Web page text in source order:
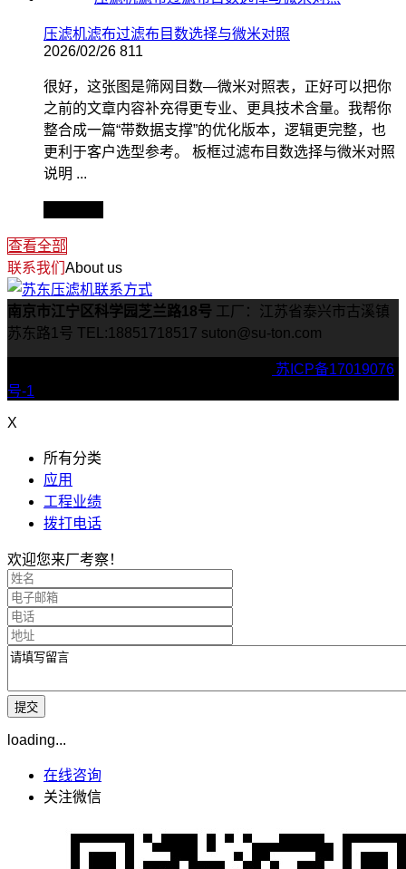
压滤机滤布过滤布目数选择与微米对照
2026/02/26 811
很好，这张图是筛网目数—微米对照表，正好可以把你
之前的文章内容补充得更专业、更具技术含量。我帮你
整合成一篇“带数据支撑”的优化版本，逻辑更完整，也
更利于客户选型参考。 板框过滤布目数选择与微米对照
说明 ...
查看全部
联系我们 About us
南京市江宁区科学园芝兰路18号 工厂：江苏省泰兴市古溪镇
苏东路1号 TEL:18851718517 suton@su-ton.com
苏ICP备17019076
号-1
X
所有分类
应用
工程业绩
拨打电话
欢迎您来厂考察！
loading...
在线咨询
关注微信